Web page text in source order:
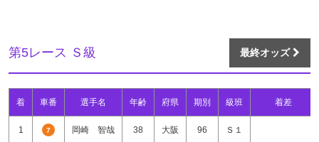
第5レース Ｓ級 最終オッズ
着 車番 選手名 年齢 府県 期別 級班 着差
1 7 岡崎 智哉 38 大阪 96 Ｓ１